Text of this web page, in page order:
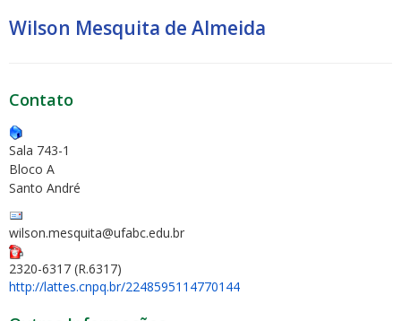
Wilson Mesquita de Almeida
Contato
Sala 743-1
Bloco A
Santo André
wilson.mesquita@ufabc.edu.br
2320-6317 (R.6317)
http://lattes.cnpq.br/2248595114770144